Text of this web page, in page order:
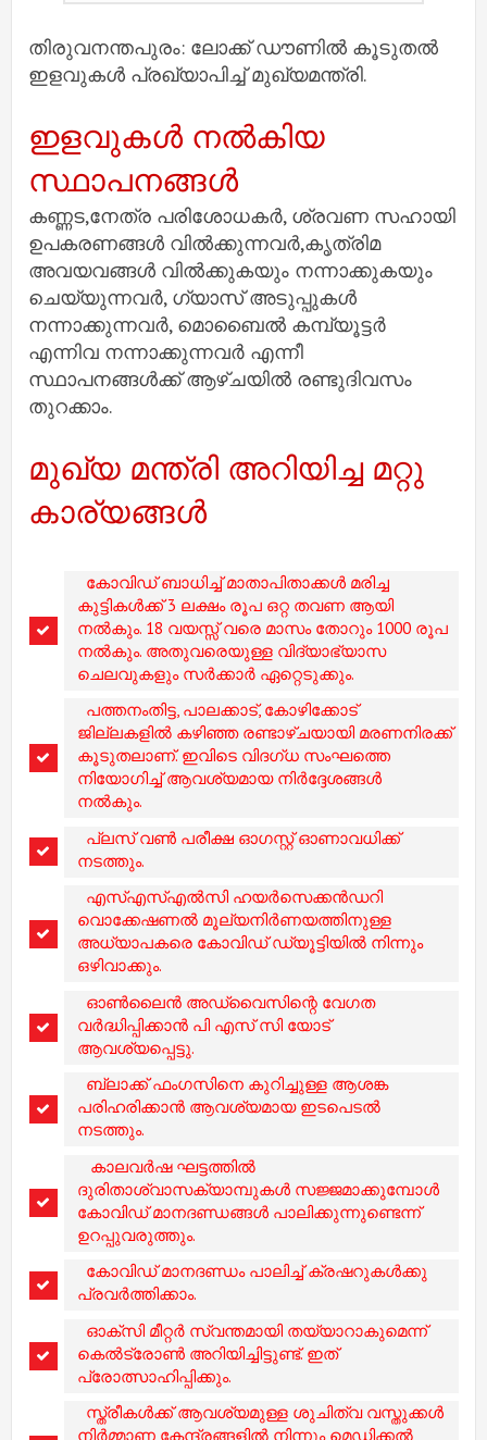
തിരുവനന്തപുരം: ലോക്ക് ഡൗണിൽ കൂടുതൽ
ഇളവുകൾ പ്രഖ്യാപിച്ച് മുഖ്യമന്ത്രി.
ഇളവുകൾ നൽകിയ
സ്ഥാപനങ്ങൾ
കണ്ണട,നേത്ര പരിശോധകർ, ശ്രവണ സഹായി
ഉപകരണങ്ങൾ വിൽക്കുന്നവർ,കൃത്രിമ
അവയവങ്ങൾ വിൽക്കുകയും നന്നാക്കുകയും
ചെയ്യുന്നവർ, ഗ്യാസ് അടുപ്പുകൾ
നന്നാക്കുന്നവർ, മൊബൈൽ കമ്പ്യൂട്ടർ
എന്നിവ നന്നാക്കുന്നവർ എന്നീ
സ്ഥാപനങ്ങൾക്ക് ആഴ്ചയിൽ രണ്ടുദിവസം
തുറക്കാം.
മുഖ്യ മന്ത്രി അറിയിച്ച മറ്റു
കാര്യങ്ങൾ
കോവിഡ്‌ ബാധിച്ച് മാതാപിതാക്കൾ മരിച്ച
കുട്ടികൾക്ക് 3 ലക്ഷം രൂപ ഒറ്റ തവണ ആയി
നൽകും. 18 വയസ്സ് വരെ മാസം തോറും 1000 രൂപ
നൽകും. അതുവരെയുള്ള വിദ്യാഭ്യാസ
ചെലവുകളും സർക്കാർ ഏറ്റെടുക്കും.
പത്തനംതിട്ട, പാലക്കാട്, കോഴിക്കോട്
ജില്ലകളിൽ കഴിഞ്ഞ രണ്ടാഴ്ചയായി മരണനിരക്ക്
കൂടുതലാണ്. ഇവിടെ വിദഗ്ധ സംഘത്തെ
നിയോഗിച്ച് ആവശ്യമായ നിർദ്ദേശങ്ങൾ
നൽകും.
പ്ലസ് വൺ പരീക്ഷ ഓഗസ്റ്റ് ഓണാവധിക്ക്
നടത്തും.
എസ്എസ്എൽസി ഹയർസെക്കൻഡറി
വൊക്കേഷണൽ മൂല്യനിർണയത്തിനുള്ള
അധ്യാപകരെ കോവിഡ് ഡ്യൂട്ടിയിൽ നിന്നും
ഒഴിവാക്കും.
ഓൺലൈൻ അഡ്വൈസിന്റെ വേഗത
വർദ്ധിപ്പിക്കാൻ പി എസ് സി യോട്
ആവശ്യപ്പെട്ടു.
ബ്ലാക്ക് ഫംഗസിനെ കുറിച്ചുള്ള ആശങ്ക
പരിഹരിക്കാൻ ആവശ്യമായ ഇടപെടൽ
നടത്തും.
കാലവർഷ ഘട്ടത്തിൽ
ദുരിതാശ്വാസക്യാമ്പുകൾ സജ്ജമാക്കുമ്പോൾ
കോവിഡ് മാനദണ്ഡങ്ങൾ പാലിക്കുന്നുണ്ടെന്ന്
ഉറപ്പുവരുത്തും.
കോവിഡ്‌ മാനദണ്ഡം പാലിച്ച് ക്രഷറുകൾക്കു
പ്രവർത്തിക്കാം.
ഓക്‌സി മീറ്റർ സ്വന്തമായി തയ്യാറാകുമെന്ന്
കെൽട്രോൺ അറിയിച്ചിട്ടുണ്ട്. ഇത്
പ്രോത്സാഹിപ്പിക്കും.
സ്ത്രീകൾക്ക് ആവശ്യമുള്ള ശുചിത്വ വസ്തുക്കൾ
നിർമ്മാണ കേന്ദ്രങ്ങളിൽ നിന്നും മെഡിക്കൽ